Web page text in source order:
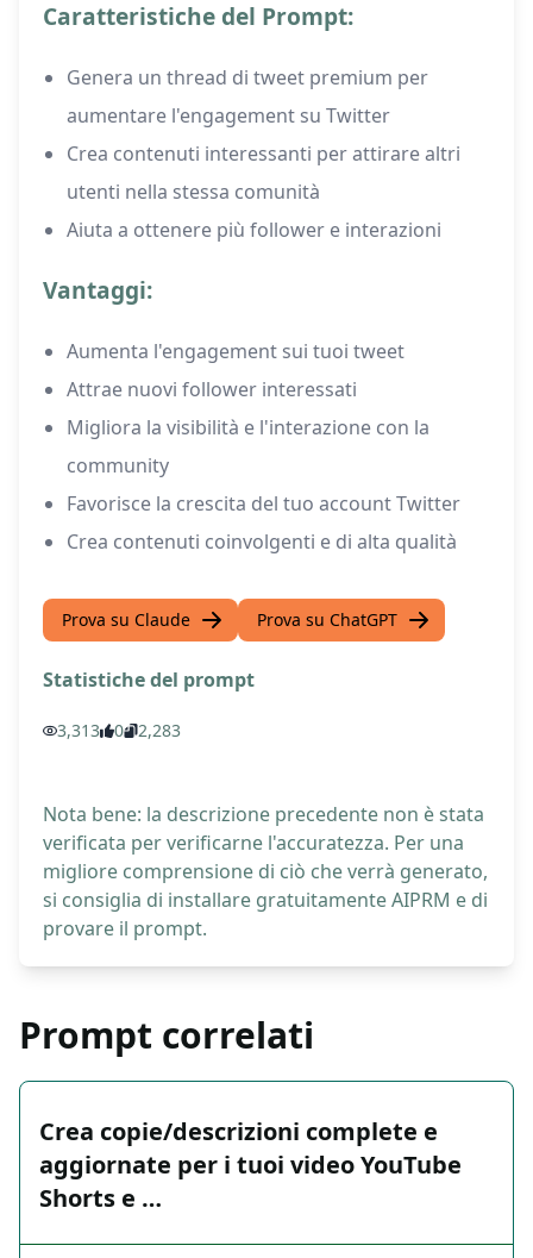
Caratteristiche del Prompt:
Genera un thread di tweet premium per
aumentare l'engagement su Twitter
Crea contenuti interessanti per attirare altri
utenti nella stessa comunità
Aiuta a ottenere più follower e interazioni
Vantaggi:
Aumenta l'engagement sui tuoi tweet
Attrae nuovi follower interessati
Migliora la visibilità e l'interazione con la
community
Favorisce la crescita del tuo account Twitter
Crea contenuti coinvolgenti e di alta qualità
Prova su Claude Prova su ChatGPT
Statistiche del prompt
3,313 0 2,283
Nota bene: la descrizione precedente non è stata
verificata per verificarne l'accuratezza. Per una
migliore comprensione di ciò che verrà generato,
si consiglia di installare gratuitamente AIPRM e di
provare il prompt.
Prompt correlati
Crea copie/descrizioni complete e
aggiornate per i tuoi video YouTube
Shorts e …